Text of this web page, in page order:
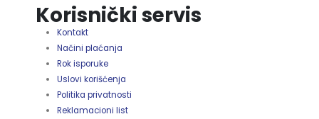
Korisnički servis
Kontakt
Načini plaćanja
Rok isporuke
Uslovi korišćenja
Politika privatnosti
Reklamacioni list